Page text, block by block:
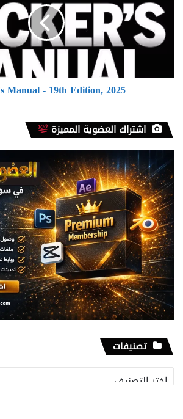
19th
Edition,
2025
Manual - 19th Edition, 2025
اشتراك العضوية المميزة
تصنيفات
تصنيفات